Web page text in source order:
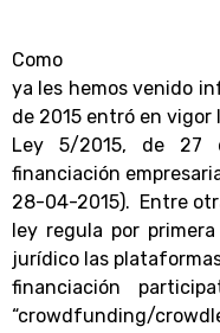
Como
ya les hemos venido
de 2015 entró en vigor
Ley 5/2015, de 27
financiación
28-04-2015). Entre
ley regula por
jurídico las
financiación
“crowdfunding/